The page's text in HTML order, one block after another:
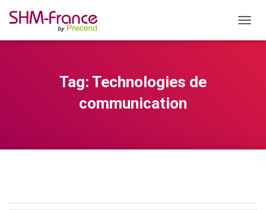
Tag: Technologies de
communication